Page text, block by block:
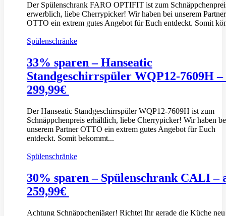
Der Spülenschrank FARO OPTIFIT ist zum
erwerblich, liebe Cherrypicker! Wir haben bei unserem Partner
OTTO ein extrem gutes Angebot für Euch entdeckt. Somit
Spülenschränke
33% sparen – Hanseatic
Standgeschirrspüler WQP12-7609H
299,99€
Der Hanseatic Standgeschirrspüler WQP12-7609H ist zum
Schnäppchenpreis erhältlich, liebe Cherrypicker! Wir haben
unserem Partner OTTO ein extrem gutes Angebot für Euch
entdeckt. Somit bekommt...
Spülenschränke
30% sparen – Spülenschrank CALI –
259,99€
Achtung Schnäppchenjäger! Richtet Ihr gerade die Küche